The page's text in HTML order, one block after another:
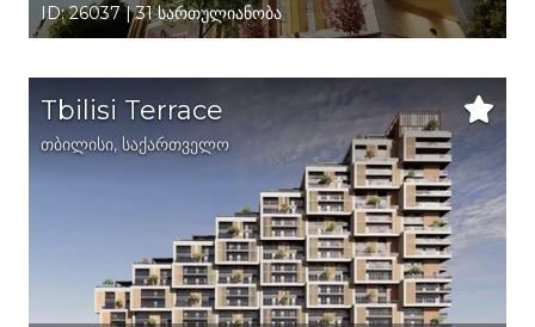
ID: 26037 | 31 სართულიანობა
Tbilisi Terrace
თბილისი, საქართველო